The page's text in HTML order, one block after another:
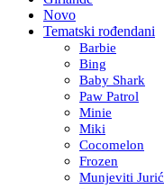
Novo
Tematski rođendani
Barbie
Bing
Baby Shark
Paw Patrol
Minie
Miki
Cocomelon
Frozen
Munjeviti Jurić